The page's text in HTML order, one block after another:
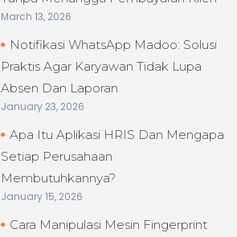
March 13, 2026
Notifikasi WhatsApp Madoo: Solusi
Praktis Agar Karyawan Tidak Lupa
Absen Dan Laporan
January 23, 2026
Apa Itu Aplikasi HRIS Dan Mengapa
Setiap Perusahaan
Membutuhkannya?
January 15, 2026
Cara Manipulasi Mesin Fingerprint